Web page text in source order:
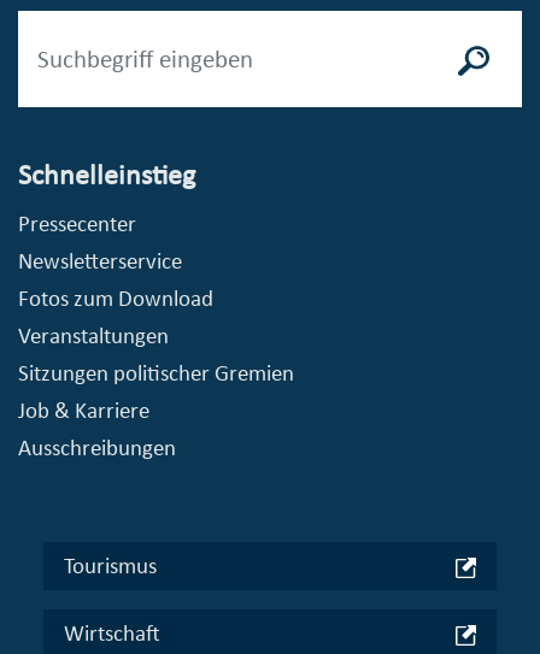
Schnelleinstieg
Pressecenter
Newsletterservice
Fotos zum Download
Veranstaltungen
Sitzungen politischer Gremien
Job & Karriere
Ausschreibungen
Tourismus
Wirtschaft